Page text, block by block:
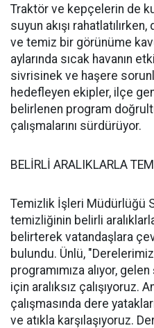
Traktör ve kepçelerin de
suyun akışı
ve temiz bir görünüme
aylarında sıcak havanın
sivrisinek ve haşere
hedefleyen ekipler, ilçe
belirlenen program
çalışmalarını sürdürüyor.
BELİRLİ ARALIKLARLA
Temizlik İşleri Müdürlüğü
temizliğinin belirli
belirterek vatandaşlara
bulundu. Ünlü,
programımıza alıyor,
için aralıksız çalışıyoruz.
çalışmasında dere
ve atıkla karşılaşıyoruz.